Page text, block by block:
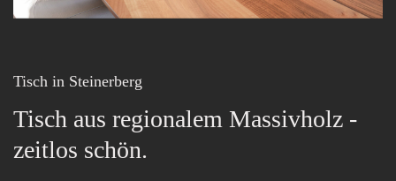
Tisch in Steinerberg
Tisch aus regionalem Massivholz -
zeitlos schön.